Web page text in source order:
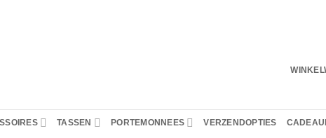
TASSEN PORTEMONNEES VERZENDOPTIES